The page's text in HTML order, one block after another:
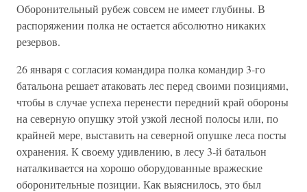
Оборонительный рубеж совсем не имеет глубины. В
распоряжении полка не остается абсолютно никаких
резервов.
26 января с согласия командира полка командир 3-го
батальона решает атаковать лес перед своими позициями,
чтобы в случае успеха перенести передний край обороны
на северную опушку этой узкой лесной полосы или, по
крайней мере, выставить на северной опушке леса посты
охранения. К своему удивлению, в лесу 3-й батальон
наталкивается на хорошо оборудованные вражеские
оборонительные позиции. Как выяснилось, это был